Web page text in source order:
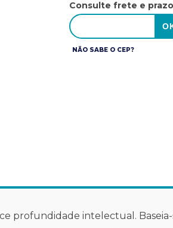
Consulte frete e
NÃO SABE O CEP?
profundidade intelectual. Baseia-